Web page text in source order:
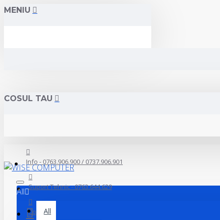
MENIU
COSUL TAU
Info - 0763.906.900 / 0737.906.901
Suport Tehnic - 0763.644.629
Contact
All
All